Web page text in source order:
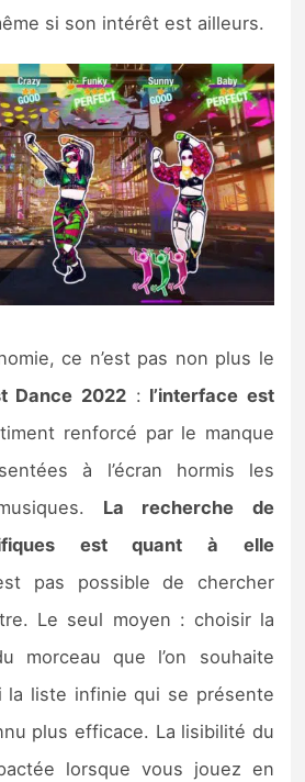
si son intérêt est ailleurs.
ce n’est pas non plus le
Dance 2022 : l’interface est
renforcé par le manque
à l’écran hormis les
La recherche de
est quant à elle
pas possible de chercher
Le seul moyen : choisir la
morceau que l’on souhaite
la liste infinie qui se présente
plus efficace. La lisibilité du
lorsque vous jouez en